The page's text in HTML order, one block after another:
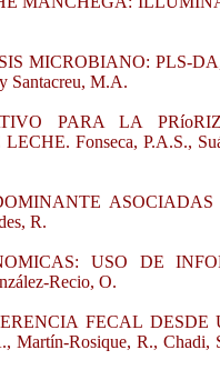
MICROBIANO: PLS-
Santacreu, M.A.
PARA LA
Fonseca, P.A.S.,
R.
USO DE
Recio, O.
FECAL
Martín-Rosique, R.,